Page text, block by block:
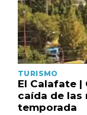
TURISMO
El Calafate
caída de las
temporada